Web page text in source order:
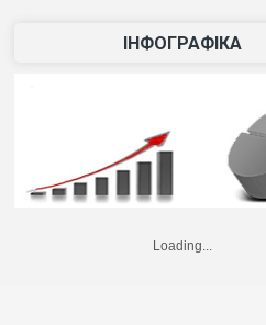
ІНФОГРАФІКА
Loading...